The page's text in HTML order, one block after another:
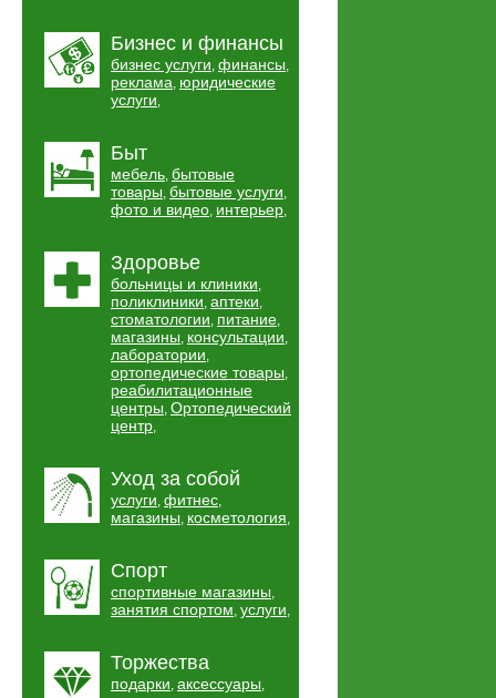
Бизнес и финансы
бизнес услуги, финансы,
реклама, юридические
услуги,
Быт
мебель, бытовые
товары, бытовые услуги,
фото и видео, интерьер,
Здоровье
больницы и клиники,
поликлиники, аптеки,
стоматологии, питание,
магазины, консультации,
лаборатории,
ортопедические товары,
реабилитационные
центры, Ортопедический
центр,
Уход за собой
услуги, фитнес,
магазины, косметология,
Спорт
спортивные магазины,
занятия спортом, услуги,
Торжества
подарки, аксессуары,